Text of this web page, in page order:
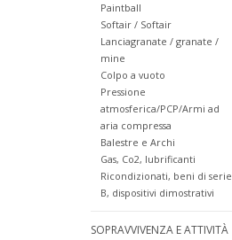
Paintball
Softair / Softair
Lanciagranate / granate /
mine
Colpo a vuoto
Pressione
atmosferica/PCP/Armi ad
aria compressa
Balestre e Archi
Gas, Co2, lubrificanti
Ricondizionati, beni di serie
B, dispositivi dimostrativi
SOPRAVVIVENZA E ATTIVITÀ